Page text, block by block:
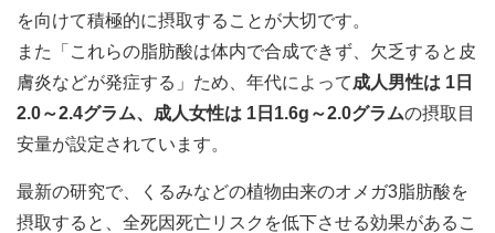
を向けて積極的に摂取することが大切です。
また「これらの脂肪酸は体内で合成できず、欠乏すると皮
膚炎などが発症する」ため、年代によって成人男性は 1日
2.0～2.4グラム、成人女性は 1日1.6g～2.0グラムの摂取目
安量が設定されています。
最新の研究で、くるみなどの植物由来のオメガ3脂肪酸を
摂取すると、全死因死亡リスクを低下させる効果があるこ